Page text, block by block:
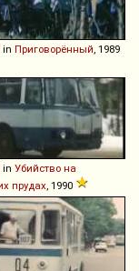
in Приговорённый, 1989
in Убийство на
прудах, 1990